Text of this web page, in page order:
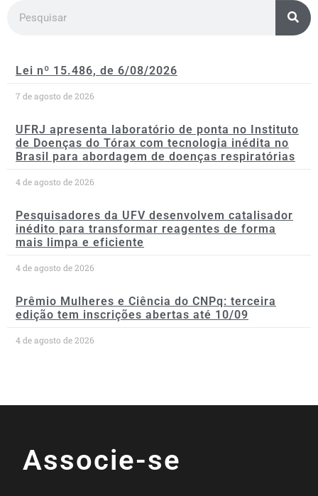
Lei nº 15.486, de 6/08/2026
7 de agosto de 2026
UFRJ apresenta laboratório de ponta no Instituto
de Doenças do Tórax com tecnologia inédita no
Brasil para abordagem de doenças respiratórias
4 de agosto de 2026
Pesquisadores da UFV desenvolvem catalisador
inédito para transformar reagentes de forma
mais limpa e eficiente
4 de agosto de 2026
Prêmio Mulheres e Ciência do CNPq: terceira
edição tem inscrições abertas até 10/09
4 de agosto de 2026
Associe-se